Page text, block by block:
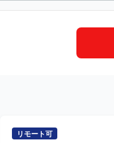
リモート可